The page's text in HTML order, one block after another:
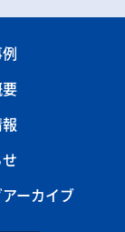
ーカイブ